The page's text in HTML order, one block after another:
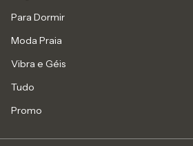
Para Dormir
Moda Praia
Vibra e Géis
Tudo
Promo